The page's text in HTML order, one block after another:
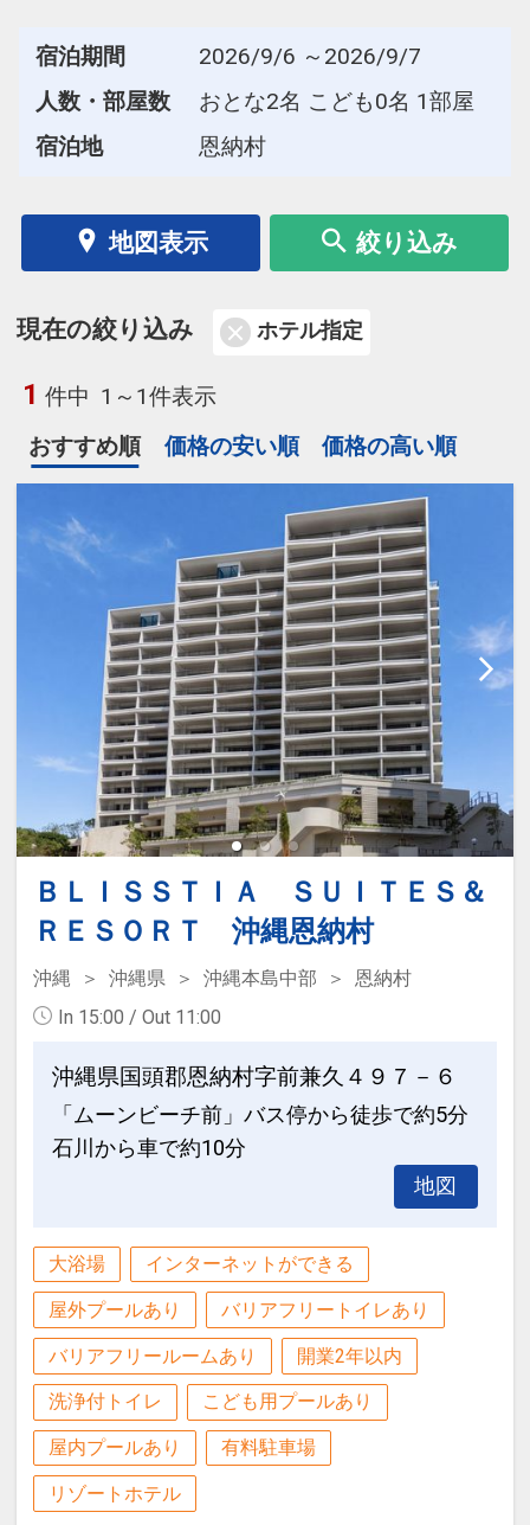
宿泊期間
2026/9/6 ～2026/9/7
人数・部屋数
おとな2名 こども0名 1部屋
宿泊地
恩納村
地図表示 絞り込み
現在の絞り込み ホテル指定
1 件中 1～1件表示
おすすめ順
価格の安い順 価格の高い順
ＢＬＩＳＳＴＩＡ ＳＵＩＴＥＳ＆
ＲＥＳＯＲＴ 沖縄恩納村
沖縄 沖縄県 沖縄本島中部
恩納村
In 15:00 / Out 11:00
沖縄県国頭郡恩納村字前兼久４９７－６
「ムーンビーチ前」バス停から徒歩で約5分
石川から車で約10分
地図
大浴場 インターネットができる
屋外プールあり バリアフリートイレあり
バリアフリールームあり 開業2年以内
洗浄付トイレ こども用プールあり
屋内プールあり 有料駐車場
リゾートホテル